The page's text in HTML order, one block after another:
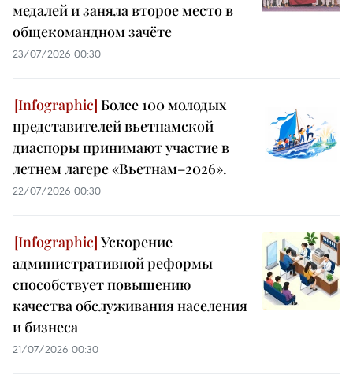
медалей и заняла второе место в
общекомандном зачёте
23/07/2026 00:30
Более 100 молодых
представителей вьетнамской
диаспоры принимают участие в
летнем лагере «Вьетнам–2026».
22/07/2026 00:30
Ускорение
административной реформы
способствует повышению
качества обслуживания населения
и бизнеса
21/07/2026 00:30